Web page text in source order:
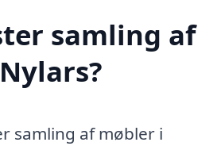
samling af
samling af møbler i